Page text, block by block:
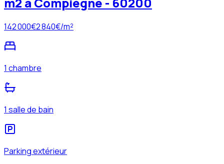
142 000€2 840€/m²
1 chambre
1 salle de bain
Parking extérieur